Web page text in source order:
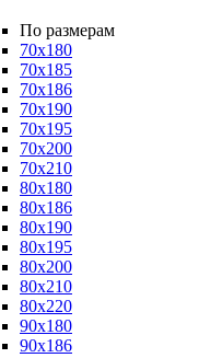
По размерам
70x180
70x185
70x186
70x190
70x195
70x200
70x210
80x180
80x186
80x190
80x195
80x200
80x210
80x220
90x180
90x186